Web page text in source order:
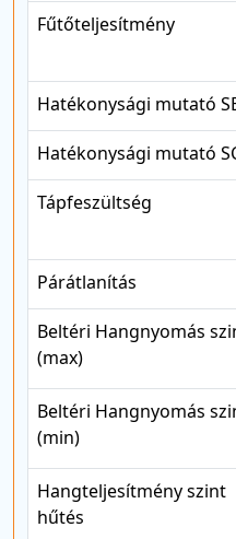
Fűtőteljesítmény
Hatékonysági mutató
Hatékonysági mutató
Tápfeszültség
Párátlanítás
Beltéri Hangnyomás
(max)
Beltéri Hangnyomás
(min)
Hangteljesítmény szint
hűtés